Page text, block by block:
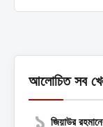
আলোচিত সব
জিয়াউর